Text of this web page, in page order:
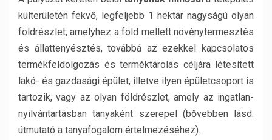
külterületén fekvő, legfeljebb 1 hektár nagyságú olyan
földrészlet, amelyhez a föld mellett növénytermesztés
és állattenyésztés, továbbá az ezekkel kapcsolatos
termékfeldolgozás és terméktárolás céljára létesített
lakó- és gazdasági épület, illetve ilyen épületcsoport is
tartozik, vagy az olyan földrészlet, amely az ingatlan-
nyilvántartásban tanyaként szerepel (bővebben lásd:
útmutató a tanyafogalom értelmezéséhez).